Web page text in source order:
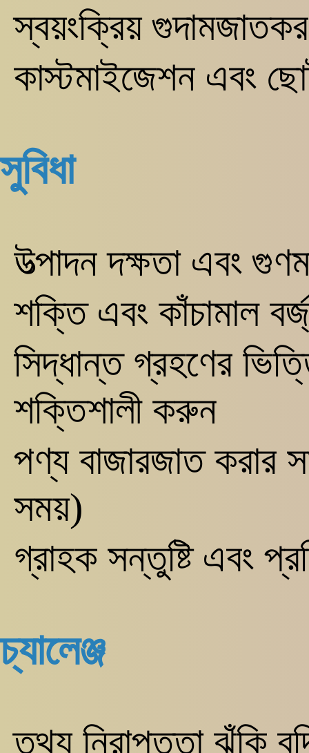
স্বয়ংক্রিয়
কাস্টমাইজেশন এবং
সুবিধা
উত্পাদন দক্ষতা এবং
শক্তি এবং কাঁচামাল
সিদ্ধান্ত গ্রহণের
শক্তিশালী করুন
পণ্য বাজারজাত করার
সময়)
গ্রাহক সন্তুষ্টি এবং
চ্যালেঞ্জ
তথ্য নিরাপত্তা ঝুঁকি